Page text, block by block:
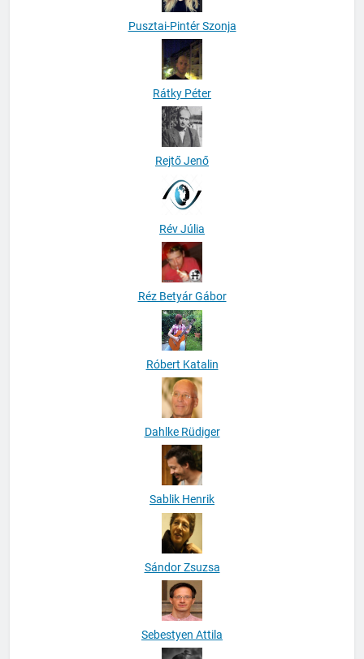
Pusztai-Pintér Szonja
Rátky Péter
Rejtő Jenő
Rév Júlia
Réz Betyár Gábor
Róbert Katalin
Dahlke Rüdiger
Sablik Henrik
Sándor Zsuzsa
Sebestyen Attila